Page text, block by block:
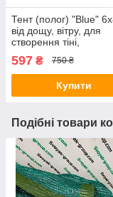
Тент (полог) "Blue"
від дощу, вітру, для
створення тіні,
597 ₴ 750 ₴
Купити
Подібні товари